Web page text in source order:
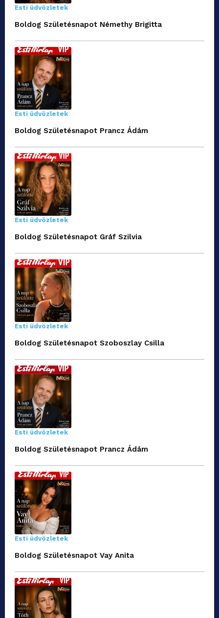
Esti üdvözletek
Boldog Születésnapot Némethy Brigitta
Esti üdvözletek
Boldog Születésnapot Prancz Ádám
Esti üdvözletek
Boldog Születésnapot Gráf Szilvia
Esti üdvözletek
Boldog Születésnapot Szoboszlay Csilla
Esti üdvözletek
Boldog Születésnapot Prancz Ádám
Esti üdvözletek
Boldog Születésnapot Vay Anita